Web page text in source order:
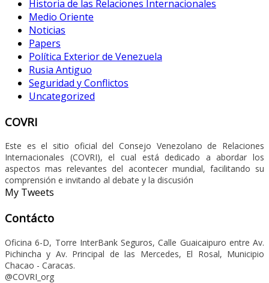
Historia de las Relaciones Internacionales
Medio Oriente
Noticias
Papers
Política Exterior de Venezuela
Rusia Antiguo
Seguridad y Conflictos
Uncategorized
COVRI
Este es el sitio oficial del Consejo Venezolano de Relaciones
Internacionales (COVRI), el cual está dedicado a abordar los
aspectos mas relevantes del acontecer mundial, facilitando su
comprensión e invitando al debate y la discusión
My Tweets
Contácto
Oficina 6-D, Torre InterBank Seguros, Calle Guaicaipuro entre Av.
Pichincha y Av. Principal de las Mercedes, El Rosal, Municipio
Chacao - Caracas.
@COVRI_org